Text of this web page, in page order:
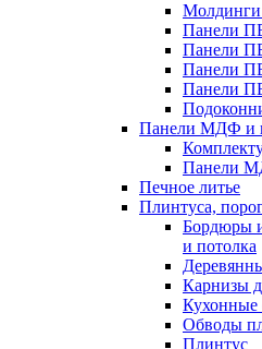
Панели
Панели
Панели
Панели
Панели МДФ и
Панели
Печное литье
Плинтуса,
Бордюры
и потолка
Карнизы
Кухонные
Обводы
Плинтус